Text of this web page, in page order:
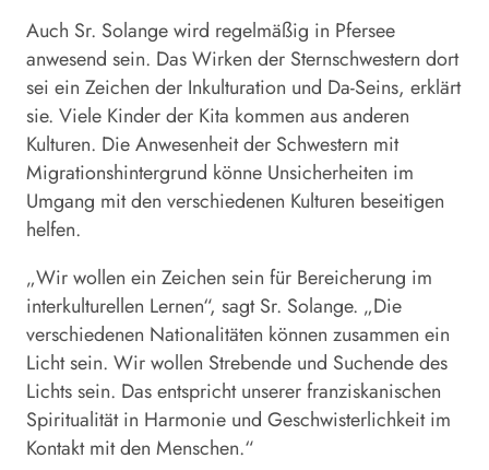
Auch Sr. Solange wird regelmäßig in Pfersee
anwesend sein. Das Wirken der Sternschwestern dort
sei ein Zeichen der Inkulturation und Da-Seins, erklärt
sie. Viele Kinder der Kita kommen aus anderen
Kulturen. Die Anwesenheit der Schwestern mit
Migrationshintergrund könne Unsicherheiten im
Umgang mit den verschiedenen Kulturen beseitigen
helfen.
„Wir wollen ein Zeichen sein für Bereicherung im
interkulturellen Lernen“, sagt Sr. Solange. „Die
verschiedenen Nationalitäten können zusammen ein
Licht sein. Wir wollen Strebende und Suchende des
Lichts sein. Das entspricht unserer franziskanischen
Spiritualität in Harmonie und Geschwisterlichkeit im
Kontakt mit den Menschen.“